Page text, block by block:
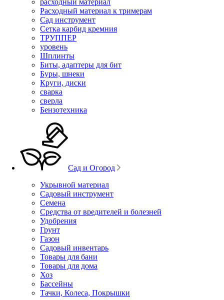
Расходный материал к тримерам
Сад инструмент
Сетка карбид кремния
ТРУППЕР
уровень
Шплинты
Биты, адаптеры для бит
Буры, шнеки
Круги, диски
сварка
сверла
Бензотехника
Сад и Огород
Укрывной материал
Садовый инструмент
Семена
Средства от вредителей и болезней
Удобрения
Грунт
Газон
Садовый инвентарь
Товары для бани
Товары для дома
Хоз
Бассейны
Тачки, Колеса, Покрышки